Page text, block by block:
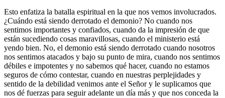
Esto enfatiza la batalla espiritual en la que nos vemos involucrados.
¿Cuándo está siendo derrotado el demonio? No cuando nos
sentimos importantes y confiados, cuando da la impresión de que
están sucediendo cosas maravillosas, cuando el ministerio está
yendo bien. No, el demonio está siendo derrotado cuando nosotros
nos sentimos atacados y bajo su punto de mira, cuando nos sentimos
débiles e impotentes y no sabemos qué hacer, cuando no estamos
seguros de cómo contestar, cuando en nuestras perplejidades y
sentido de la debilidad venimos ante el Señor y le suplicamos que
nos dé fuerzas para seguir adelante un día más y que nos conceda la